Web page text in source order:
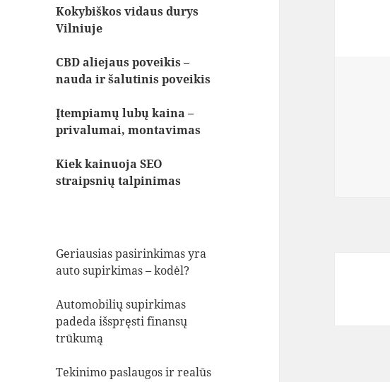
Kokybiškos vidaus durys
Vilniuje
CBD aliejaus poveikis –
nauda ir šalutinis poveikis
Įtempiamų lubų kaina –
privalumai, montavimas
Kiek kainuoja SEO
straipsnių talpinimas
Geriausias pasirinkimas yra
auto supirkimas – kodėl?
Automobilių supirkimas
padeda išspręsti finansų
trūkumą
Tekinimo paslaugos ir realūs